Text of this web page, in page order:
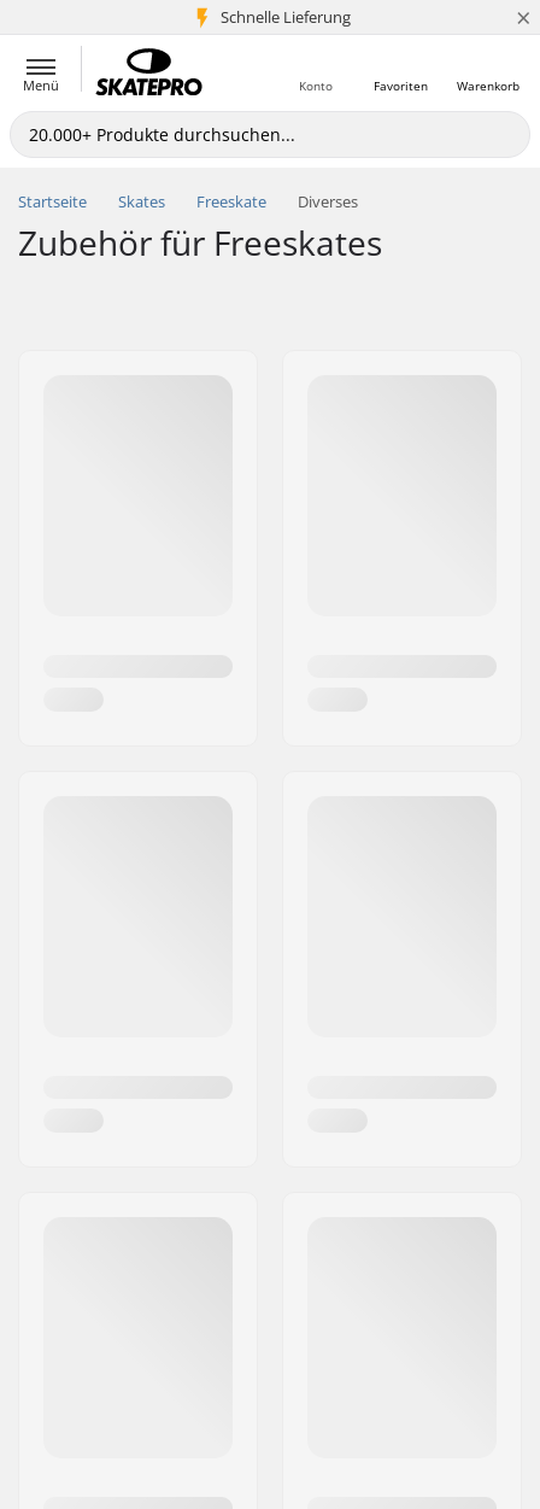
Schnelle Lieferung
5+ Mio. Kunden ×
Menü Warenkorb
Favoriten
Konto
Startseite Skates Freeskate Diverses
Zubehör für Freeskates